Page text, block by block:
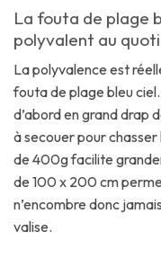
La fouta de plage
polyvalent au
La polyvalence est
fouta de plage bleu
d’abord en grand drap
à secouer pour chasser
de 400g facilite
de 100 x 200 cm
n’encombre donc
valise.